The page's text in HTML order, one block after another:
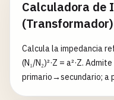
Calculadora de
(Transformador)
Calcula la impedancia
(N₁/N₂)²·Z = a²·Z.
primario→secundario; a